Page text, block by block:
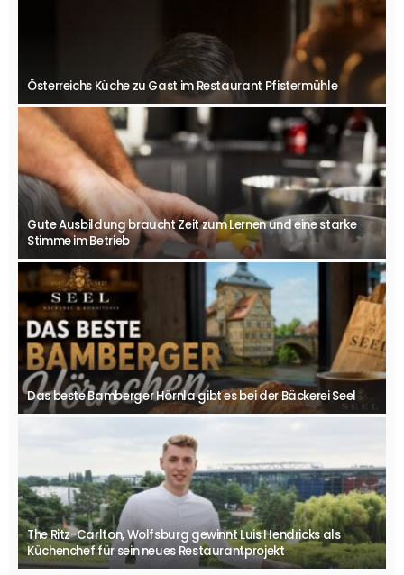
Österreichs Küche zu Gast im Restaurant Pfistermühle
Gute Ausbildung braucht Zeit zum Lernen und eine starke
Stimme im Betrieb
Das beste Bamberger Hörnla gibt es bei der Bäckerei Seel
The Ritz-Carlton, Wolfsburg gewinnt Luis Hendricks als
Küchenchef für sein neues Restaurantprojekt